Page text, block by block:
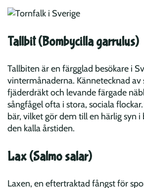
Tallbit (Bombycilla garrulus)
Tallbiten är en färgglad besökare i
vintermånaderna. Kännetecknad av
fjäderdräkt och levande färgade
sångfågel ofta i stora, sociala
bär, vilket gör dem till en härlig syn
den kalla årstiden.
Lax (Salmo salar)
Laxen, en eftertraktad fångst för